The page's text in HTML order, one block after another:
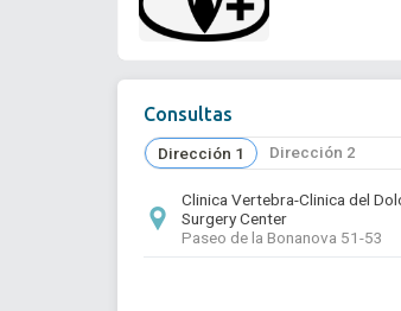
Consultas
Dirección 1 Dirección 2
Clinica Vertebra-Clinica del
Surgery Center
Paseo de la Bonanova 51-53